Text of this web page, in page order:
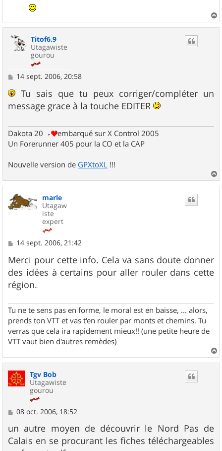
a
Titof6.9
Utagawiste
gourou
M
s
s
a
14 sept. 2006, 20:58
Tu sais que tu peux corriger/compléter un
message grace à la touche EDITER
Dakota 20
embarqué sur X Control 2005
Un Forerunner 405 pour la CO et la CAP
Nouvelle version de GPXtoXL !!!
a
marle
Utagaw
iste
expert
M
s
s
a
g
e
14 sept. 2006, 21:42
Merci pour cette info. Cela va sans doute donner
des idées à certains pour aller rouler dans cette
région.
Tu ne te sens pas en forme, le moral est en baisse, ... alors,
prends ton VTT et vas t'en rouler par monts et chemins. Tu
verras que cela ira rapidement mieux!! (une petite heure de
VTT vaut bien d'autres remèdes)
a
Tgv Bob
Utagawiste
gourou
M
s
s
a
08 oct. 2006, 18:52
un autre moyen de découvrir le Nord Pas de
Calais en se procurant les fiches téléchargeables